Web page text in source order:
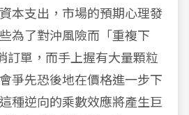
本支出，市場的預期心理發
為了對沖風險而「重複下
訂單，而手上握有大量顆粒
爭先恐後地在價格進一步下
種逆向的乘數效應將產生巨